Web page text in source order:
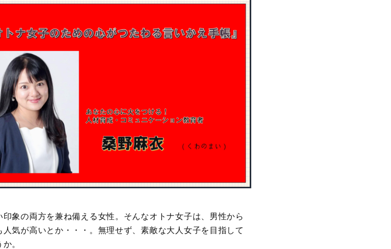
象の両方を兼ね備える女性。そんなオトナ女子は、男性から
気が高いとか・・・。無理せず、素敵な大人女子を目指して
。